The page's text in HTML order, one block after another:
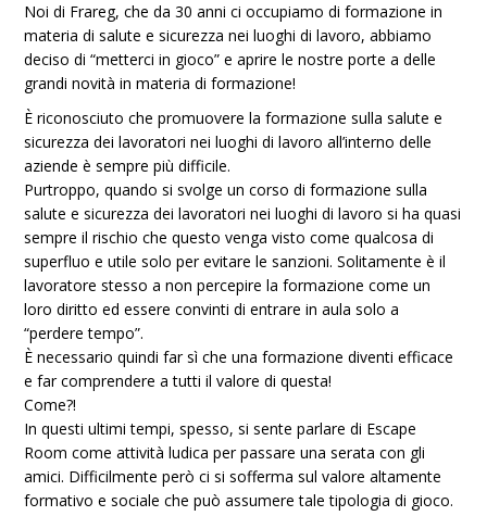
Noi di Frareg, che da 30 anni ci occupiamo di formazione in
materia di salute e sicurezza nei luoghi di lavoro, abbiamo
deciso di “metterci in gioco” e aprire le nostre porte a delle
grandi novità in materia di formazione!
È riconosciuto che promuovere la formazione sulla salute e
sicurezza dei lavoratori nei luoghi di lavoro all’interno delle
aziende è sempre più difficile.
Purtroppo, quando si svolge un corso di formazione sulla
salute e sicurezza dei lavoratori nei luoghi di lavoro si ha quasi
sempre il rischio che questo venga visto come qualcosa di
superfluo e utile solo per evitare le sanzioni. Solitamente è il
lavoratore stesso a non percepire la formazione come un
loro diritto ed essere convinti di entrare in aula solo a
“perdere tempo”.
È necessario quindi far sì che una formazione diventi efficace
e far comprendere a tutti il valore di questa!
Come?!
In questi ultimi tempi, spesso, si sente parlare di Escape
Room come attività ludica per passare una serata con gli
amici. Difficilmente però ci si sofferma sul valore altamente
formativo e sociale che può assumere tale tipologia di gioco.